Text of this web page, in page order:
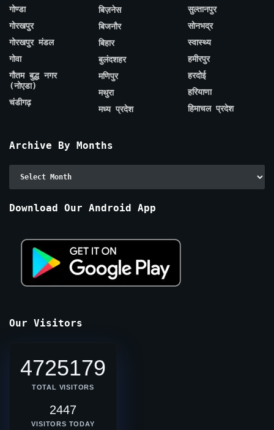
गोण्डा
गोरखपुर
गोरखपुर मंडल
गोवा
गौतम बुद्ध नगर
(नोएडा)
चंडीगढ़
बिज़नेस
बिजनौर
बिहार
बुलंदशहर
मणिपुर
मथुरा
मध्य प्रदेश
सुल्तानपुर
सोनभद्र
स्वास्थ्य
हमीरपुर
हरदोई
हरियाणा
हिमाचल प्रदेश
Archive By Months
Download Our Android App
Our Visitors
4725179
TOTAL VISITORS
2447
VISITORS TODAY